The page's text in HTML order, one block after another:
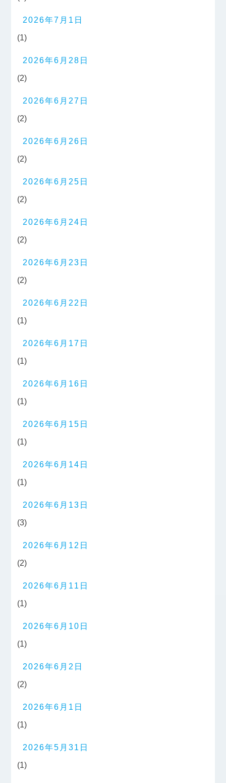
2026年7月1日
(1)
2026年6月28日
(2)
2026年6月27日
(2)
2026年6月26日
(2)
2026年6月25日
(2)
2026年6月24日
(2)
2026年6月23日
(2)
2026年6月22日
(1)
2026年6月17日
(1)
2026年6月16日
(1)
2026年6月15日
(1)
2026年6月14日
(1)
2026年6月13日
(3)
2026年6月12日
(2)
2026年6月11日
(1)
2026年6月10日
(1)
2026年6月2日
(2)
2026年6月1日
(1)
2026年5月31日
(1)